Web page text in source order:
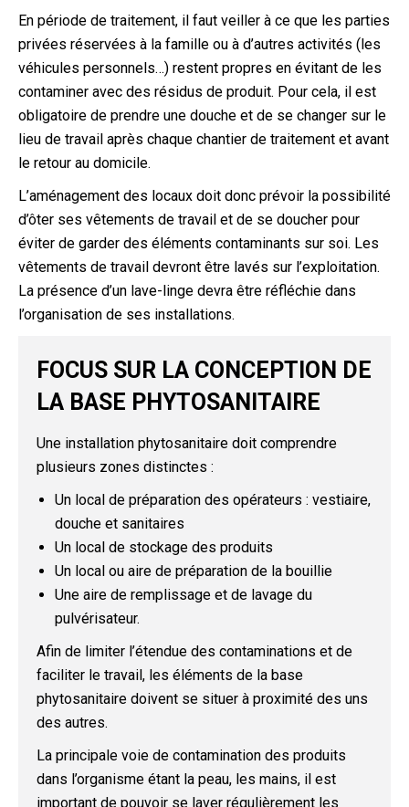
En période de traitement, il faut veiller à ce que les parties
privées réservées à la famille ou à d’autres activités (les
véhicules personnels…) restent propres en évitant de les
contaminer avec des résidus de produit. Pour cela, il est
obligatoire de prendre une douche et de se changer sur le
lieu de travail après chaque chantier de traitement et avant
le retour au domicile.
L’aménagement des locaux doit donc prévoir la possibilité
d’ôter ses vêtements de travail et de se doucher pour
éviter de garder des éléments contaminants sur soi. Les
vêtements de travail devront être lavés sur l’exploitation.
La présence d’un lave-linge devra être réfléchie dans
l’organisation de ses installations.
FOCUS SUR LA CONCEPTION DE
LA BASE PHYTOSANITAIRE
Une installation phytosanitaire doit comprendre
plusieurs zones distinctes :
Un local de préparation des opérateurs : vestiaire,
douche et sanitaires
Un local de stockage des produits
Un local ou aire de préparation de la bouillie
Une aire de remplissage et de lavage du
pulvérisateur.
Afin de limiter l’étendue des contaminations et de
faciliter le travail, les éléments de la base
phytosanitaire doivent se situer à proximité des uns
des autres.
La principale voie de contamination des produits
dans l’organisme étant la peau, les mains, il est
important de pouvoir se laver régulièrement les